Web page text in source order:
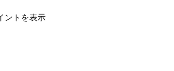
ントを表示